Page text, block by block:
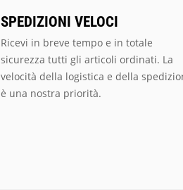
SPEDIZIONI VELOCI
Ricevi in breve tempo e in totale
sicurezza tutti gli articoli ordinati. La
velocità della logistica e della
è una nostra priorità.